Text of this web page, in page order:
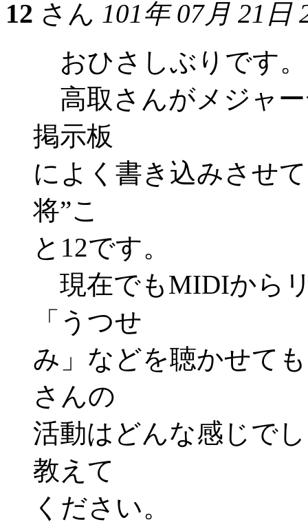
12 さん 101年 07月 21日
おひさしぶりです。
高取さんがメジャー
掲示板
によく書き込みさせ
将”こ
と12です。
現在でもMIDIから
「うつせ
み」などを聴かせて
さんの
活動はどんな感じで
教えて
ください。